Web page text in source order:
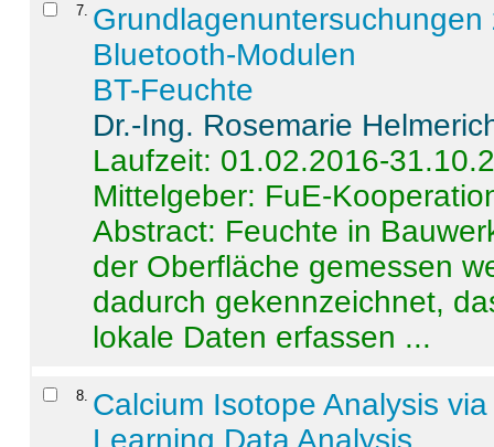
7
Bluetooth-Modulen
BT-Feuchte
Dr.-Ing. Rosemarie
Laufzeit: 01.02.2016-
Mittelgeber: FuE-
Abstract: Feuchte in
der Oberfläche gemessen
dadurch gekennzeichnet,
lokale Daten erfassen ...
8 Calcium Isotope Analysis
Learning Data Analysis